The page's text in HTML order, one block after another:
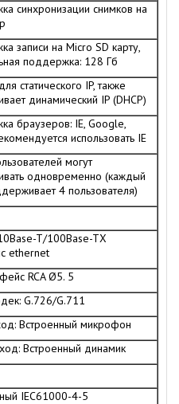
синхронизации снимков на
записи на Micro SD карту,
поддержка: 128 Гб
статического IP, также
динамический IP (DHCP)
браузеров: IE, Google,
использовать IE
могут
одновременно (каждый
4 пользователя)
T/100Base-TX
ethernet
RCA Ø5. 5
G.726/G.711
Встроенный микрофон
Встроенный динамик
IEC61000-4-5